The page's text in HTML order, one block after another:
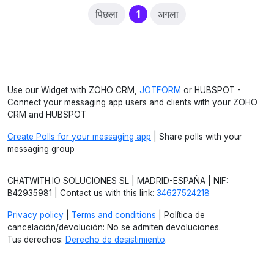
पिछला 1(current)
अगला
Use our Widget with ZOHO CRM, JOTFORM or HUBSPOT -
Connect your messaging app users and clients with your ZOHO
CRM and HUBSPOT
Create Polls for your messaging app | Share polls with your
messaging group
CHATWITH.IO SOLUCIONES SL | MADRID-ESPAÑA | NIF:
B42935981 | Contact us with this link: 34627524218
Privacy policy Terms and conditions | Política de
cancelación/devolución: No se admiten devoluciones.
Tus derechos: Derecho de desistimiento.